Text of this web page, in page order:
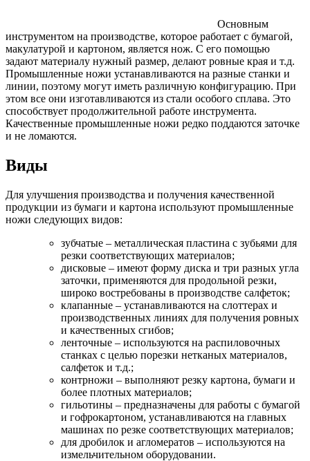
Основным
инструментом на производстве, которое работает с бумагой,
макулатурой и картоном, является нож. С его помощью
задают материалу нужный размер, делают ровные края и т.д.
Промышленные ножи устанавливаются на разные станки и
линии, поэтому могут иметь различную конфигурацию. При
этом все они изготавливаются из стали особого сплава. Это
способствует продолжительной работе инструмента.
Качественные промышленные ножи редко поддаются заточке
и не ломаются.
Виды
Для улучшения производства и получения качественной
продукции из бумаги и картона используют промышленные
ножи следующих видов:
зубчатые – металлическая пластина с зубьями для
резки соответствующих материалов;
дисковые – имеют форму диска и три разных угла
заточки, применяются для продольной резки,
широко востребованы в производстве салфеток;
клапанные – устанавливаются на слоттерах и
производственных линиях для получения ровных
и качественных сгибов;
ленточные – используются на распиловочных
станках с целью порезки нетканых материалов,
салфеток и т.д.;
контрножи – выполняют резку картона, бумаги и
более плотных материалов;
гильотины – предназначены для работы с бумагой
и гофрокартоном, устанавливаются на главных
машинах по резке соответствующих материалов;
для дробилок и агломератов – используются на
измельчительном оборудовании.